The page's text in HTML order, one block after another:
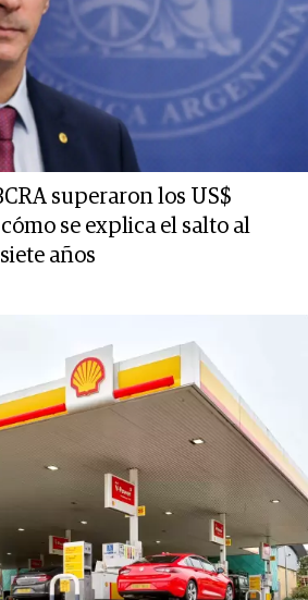
superaron los US$
se explica el salto al
años